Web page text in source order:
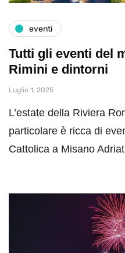
eventi
Tutti gli eventi del
Rimini e dintorni
Luglio 1, 2025
L’estate della Riviera
particolare è ricca di
Cattolica a Misano